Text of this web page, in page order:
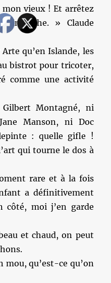
vieux ! Et arrêtez
dimanche. » Claude
qu’en Islande, les
bistrot pour tricoter,
comme une activité
Montagné, ni
Manson, ni Doc
: quelle gifle !
qui tourne le dos à
rare et à la fois
a définitivement
côté, moi j’en garde
et chaud, on peut
mou, qu’est-ce qu’on